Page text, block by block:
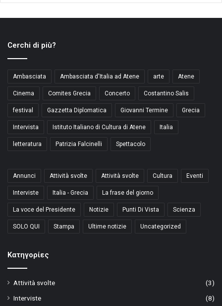
Cerchi di più?
Ambasciata Ambasciata d'Italia ad Atene arte Atene
Cinema Comites Grecia Concerto Costantino Salis
festival Gazzetta Diplomatica Giovanni Termine Grecia
Intervista Istituto Italiano di Cultura di Atene Italia
letteratura Patrizia Falcinelli Spettacolo
Annunci Attività svolte Attività svolte Cultura Eventi
Interviste Italia - Grecia La frase del giorno
La voce del Presidente Notizie Punti Di Vista Scienza
SOLO QUI Stampa Ultime notizie Uncategorized
Kατηγορίες
Attività svolte
(3)
Interviste
(8)